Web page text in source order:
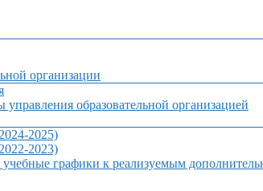
организации
управления образовательной организацией
2025)
2023)
графики к реализуемым